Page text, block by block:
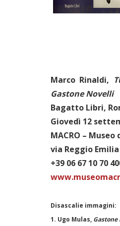
Marco Rinaldi,
Gastone Novelli
Bagatto Libri,
Giovedì 12
MACRO –
via Reggio Emilia
+39 06 67 10 70
Disascalie immagini:
1. Ugo Mulas,